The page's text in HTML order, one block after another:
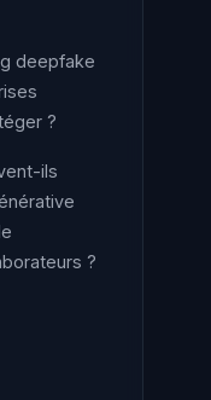
deepfake
?
ils
?